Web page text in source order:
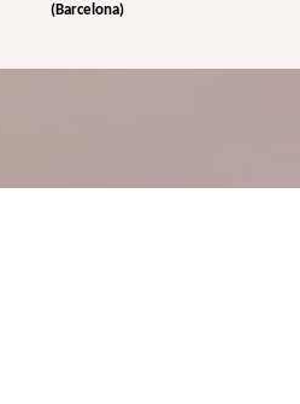
(Barcelona)